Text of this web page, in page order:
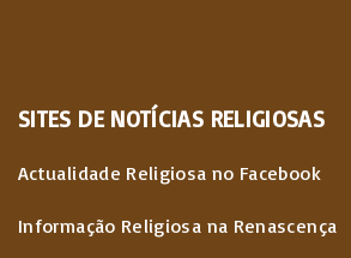
SITES DE NOTÍCIAS RELIGIOSAS
Actualidade Religiosa no Facebook
Informação Religiosa na Renascença